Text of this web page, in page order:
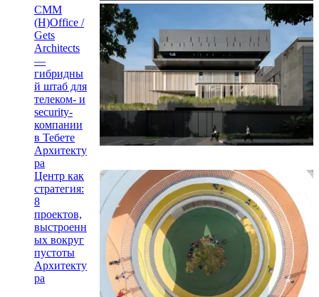
CMM
(H)Office /
Gets
Architects
—
гибридны
й штаб для
телеком- и
security-
компании
в Тебете
Архитекту
ра
Центр как
стратегия:
8
проектов,
выстроенн
ых вокруг
пустоты
Архитекту
ра